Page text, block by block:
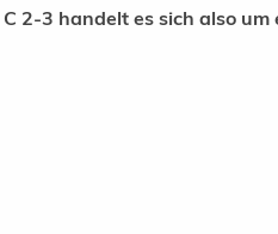
2-3 handelt es sich also